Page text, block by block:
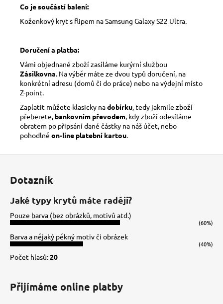
Co je součástí balení:
Koženkový kryt s flipem na Samsung Galaxy S22 Ultra.
Doručení a platba:
Vámi objednané zboží zasíláme kurýrní službou
Zásilkovna . Na výběr máte ze dvou typů doručení, na
konkrétní adresu (domů či do práce) nebo na výdejní místo
Z-point.
Zaplatit můžete klasicky nadobírku , tedy jakmile zboží
přeberete, bankovním převodem , kdy zboží odesíláme
obratem po připsání dané částky na náš účet, nebo
pohodlně on-line platební kartou
Dotazník
Jaké typy krytů máte raději?
Pouze barva (bez obrázků, motivů atd.)
(60%)
Barva a nějaký pěkný motiv či obrázek
(40%)
Počet hlasů:20
Přijímáme online platby